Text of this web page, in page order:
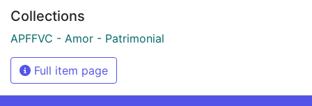
Collections
APFFVC - Amor - Patrimonial
Full item page